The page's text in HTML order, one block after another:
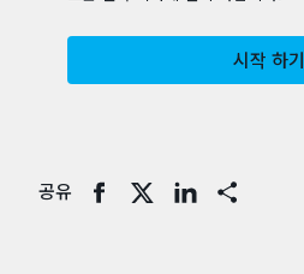
시작 하기
공유 Share